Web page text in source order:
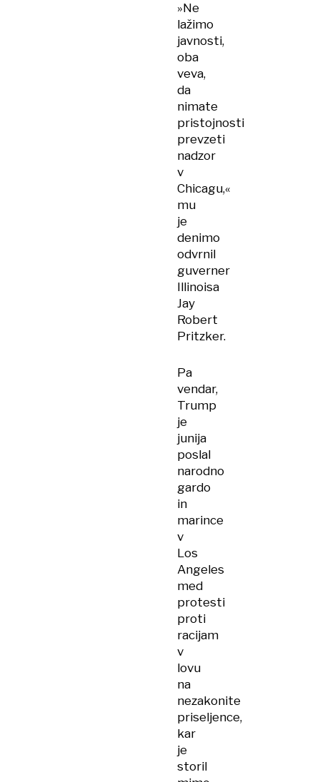
»Ne
lažimo
javnosti,
oba
veva,
da
nimate
pristojnosti
prevzeti
nadzor
v
Chicagu,«
mu
je
denimo
odvrnil
guverner
Illinoisa
Jay
Robert
Pritzker.
Pa
vendar,
Trump
je
junija
poslal
narodno
gardo
in
marince
v
Los
Angeles
med
protesti
proti
racijam
v
lovu
na
nezakonite
priseljence,
kar
je
storil